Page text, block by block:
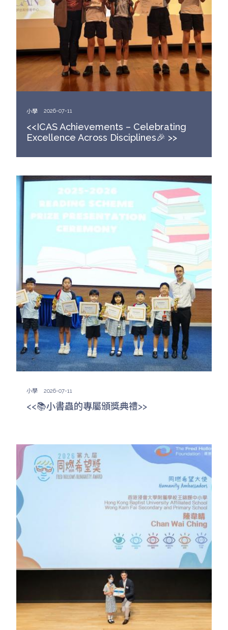
小學 2026-07-11
<<ICAS Achievements – Celebrating
Excellence Across Disciplines🎉 >>
小學 2026-07-11
<<📚小書蟲的專屬頒獎典禮>>